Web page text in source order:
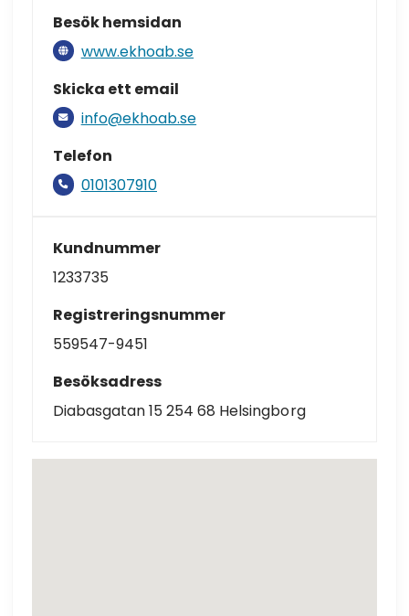
Besök hemsidan
www.ekhoab.se
Skicka ett email
info@ekhoab.se
Telefon
0101307910
Kundnummer
1233735
Registreringsnummer
559547-9451
Besöksadress
Diabasgatan 15 254 68 Helsingborg